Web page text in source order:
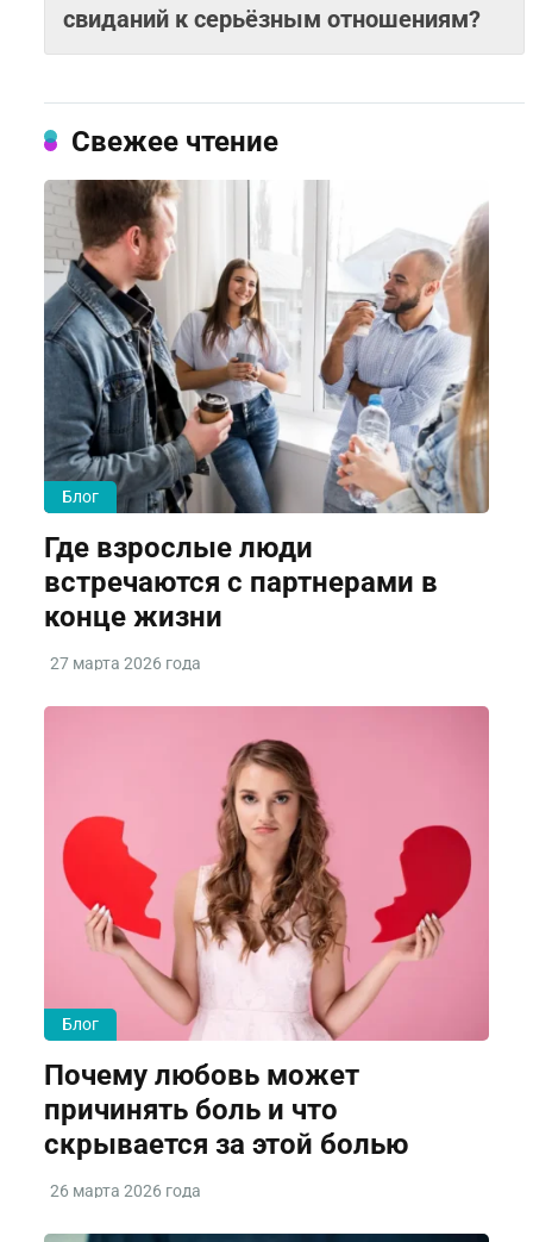
свиданий к серьёзным отношениям?
Свежее чтение
Блог
Где взрослые люди
встречаются с партнерами в
конце жизни
27 марта 2026 года
Блог
Почему любовь может
причинять боль и что
скрывается за этой болью
26 марта 2026 года